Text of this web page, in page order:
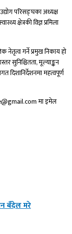
परिसङ्घका अध्यक्ष
क्षेत्रकी विज्ञ प्रमिला
नेतृत्व गर्ने प्रमुख निकाय हो
सुनिश्चितता, मूल्याङ्कन
दिशानिर्देशनमा महत्वपूर्ण
मा इमेल
बँदेल मरे